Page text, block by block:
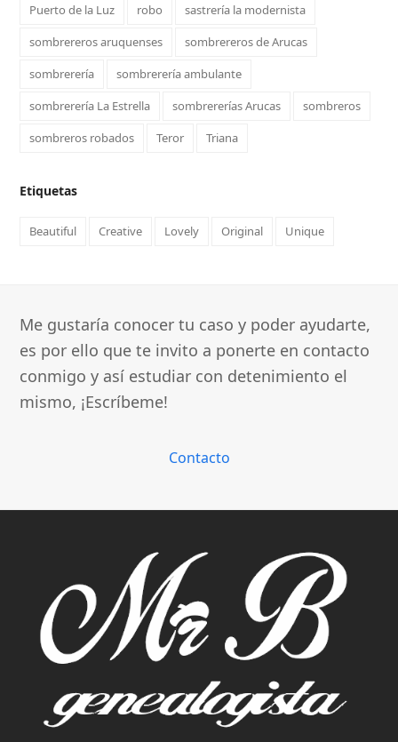
Puerto de la Luz
robo
sastrería la modernista
sombrereros aruquenses
sombrereros de Arucas
sombrerería
sombrerería ambulante
sombrerería La Estrella
sombrererías Arucas
sombreros
sombreros robados
Teror Triana
Etiquetas
Beautiful Creative Lovely Original Unique
Me gustaría conocer tu caso y poder ayudarte,
es por ello que te invito a ponerte en contacto
conmigo y así estudiar con detenimiento el
mismo, ¡Escríbeme!
Contacto